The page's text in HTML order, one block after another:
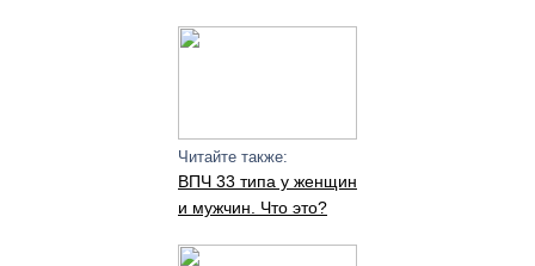
Читайте также:
ВПЧ 33 типа у женщин
и мужчин. Что это?